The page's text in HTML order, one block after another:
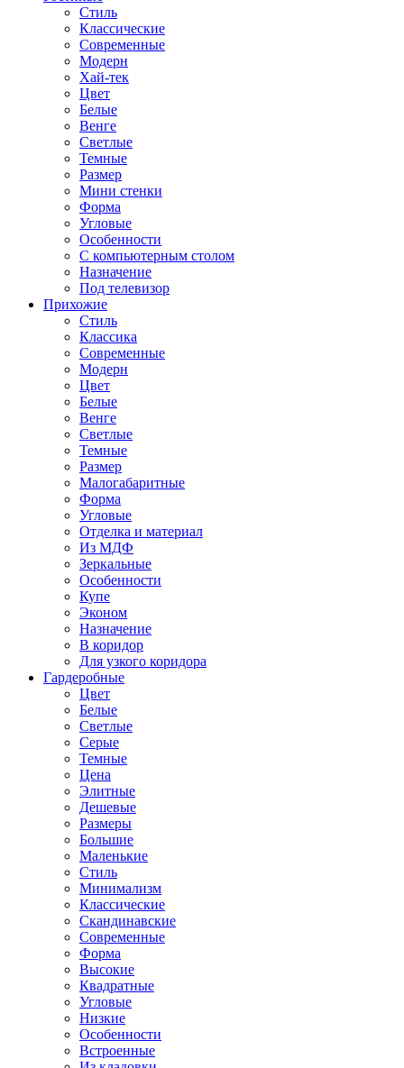
Стиль
Классические
Современные
Модерн
Хай-тек
Цвет
Белые
Венге
Светлые
Темные
Размер
Мини стенки
Форма
Угловые
Особенности
С компьютерным столом
Назначение
Под телевизор
Прихожие
Стиль
Классика
Современные
Модерн
Цвет
Белые
Венге
Светлые
Темные
Размер
Малогабаритные
Форма
Угловые
Отделка и материал
Из МДФ
Зеркальные
Особенности
Купе
Эконом
Назначение
В коридор
Для узкого коридора
Гардеробные
Цвет
Белые
Светлые
Серые
Темные
Цена
Элитные
Дешевые
Размеры
Большие
Маленькие
Стиль
Минимализм
Классические
Скандинавские
Современные
Форма
Высокие
Квадратные
Угловые
Низкие
Особенности
Встроенные